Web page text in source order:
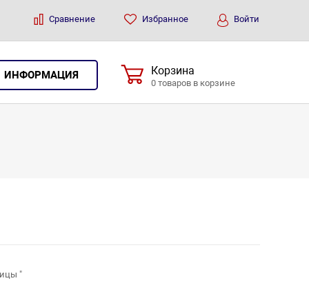
Сравнение Избранное Войти
ИНФОРМАЦИЯ Корзина
0 товаров в корзине
"